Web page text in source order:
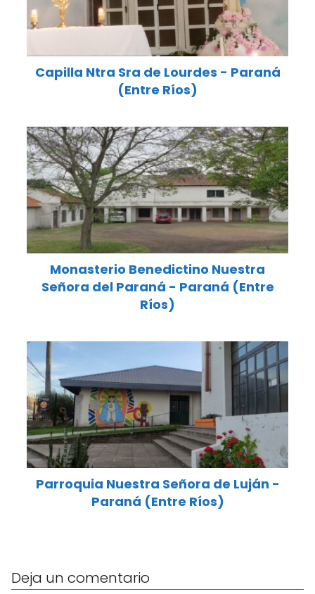
Capilla Ntra Sra de Lourdes - Paraná
(Entre Ríos)
Monasterio Benedictino Nuestra
Señora del Paraná - Paraná (Entre
Ríos)
Parroquia Nuestra Señora de Luján -
Paraná (Entre Ríos)
Deja un comentario